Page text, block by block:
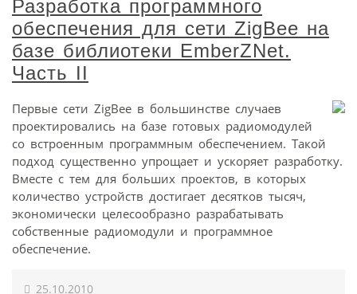
Разработка программного
обеспечения для сети ZigBee на
базе библиотеки EmberZNet.
Часть II
Первые сети ZigBee в большинстве случаев
проектировались на базе готовых радиомодулей
со встроенным программным обеспечением. Такой
подход существенно упрощает и ускоряет разработку.
Вместе с тем для больших проектов, в которых
количество устройств достигает десятков тысяч,
экономически целесообразно разрабатывать
собственные радиомодули и программное
обеспечение.
25.10.2010